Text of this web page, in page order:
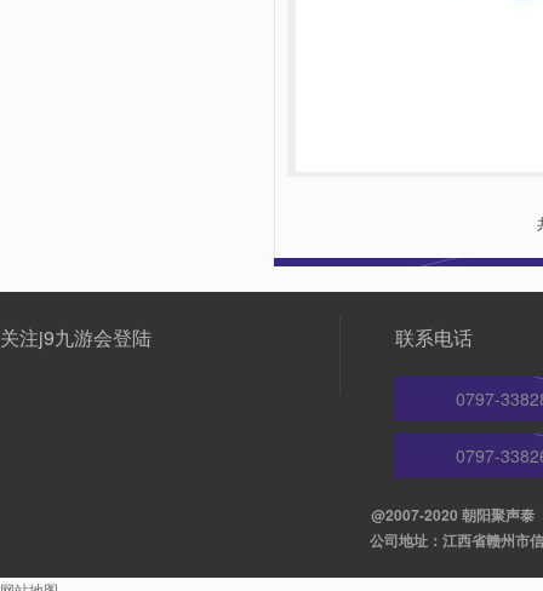
关注j9九游会登陆 联系电话
0797-
0797-
@2007-2020 朝阳聚声泰
公司地址：江西省赣州市